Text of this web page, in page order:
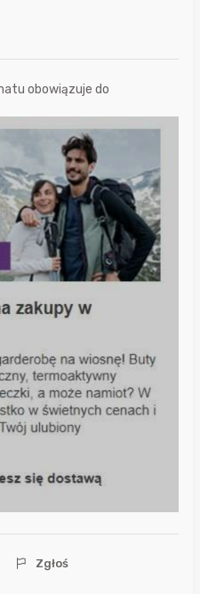
obowiązuje do
Zgłoś